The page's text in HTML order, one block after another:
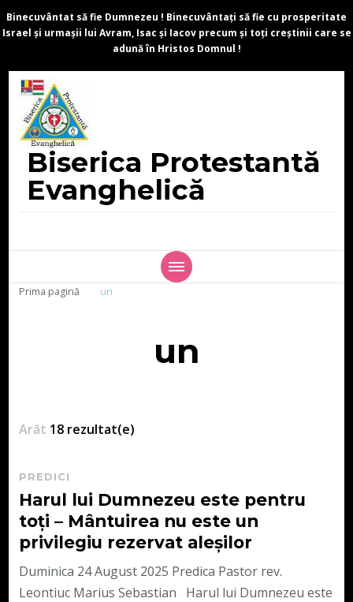
Binecuvântat să fie Dumnezeu ! Binecuvântați să fie cu prosperitate
Israel și urmașii lui Avram, Isac și Iacov precum și toți creștinii care se
adună în Hristos Domnul !
Biserica Protestantă
Evanghelică
Prima pagină un
un
Arăt 18 rezultat(e)
PREDICI
Harul lui Dumnezeu este pentru
toți – Mântuirea nu este un
privilegiu rezervat aleșilor
Duminica 24 August 2025 Predica Pastor rev.
Leontiuc Marius Sebastian Harul lui Dumnezeu este